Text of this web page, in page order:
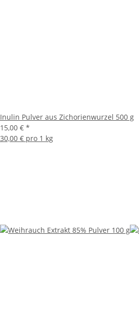
Inulin Pulver aus Zichorienwurzel 500 g
15,00 € *
30,00 € pro 1 kg